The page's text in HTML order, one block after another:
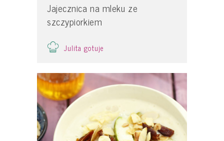
Jajecznica na mleku ze
szczypiorkiem
Julita gotuje